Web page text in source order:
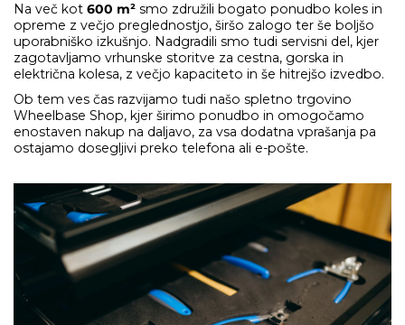
Na več kot 600 m² smo združili bogato ponudbo koles in
opreme z večjo preglednostjo, širšo zalogo ter še boljšo
uporabniško izkušnjo. Nadgradili smo tudi servisni del, kjer
zagotavljamo vrhunske storitve za cestna, gorska in
električna kolesa, z večjo kapaciteto in še hitrejšo izvedbo.
Ob tem ves čas razvijamo tudi našo spletno trgovino
Wheelbase Shop, kjer širimo ponudbo in omogočamo
enostaven nakup na daljavo, za vsa dodatna vprašanja pa
ostajamo dosegljivi preko telefona ali e-pošte.